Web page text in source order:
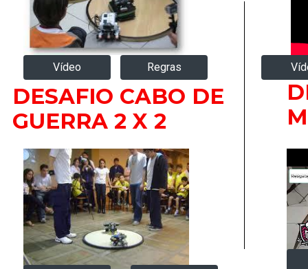
Regras
DESAFIO CABO DE
GUERRA 2 X 2
Vídeo